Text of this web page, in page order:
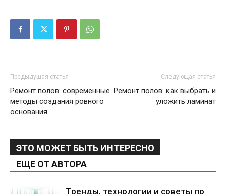
Предыдущая статья
Ремонт полов: современные
методы создания ровного
основания
Следующая статья
Ремонт полов: как выбрать и
уложить ламинат
ЭТО МОЖЕТ БЫТЬ ИНТЕРЕСНО
ЕЩЕ ОТ АВТОРА
Тренды, технологии и советы по